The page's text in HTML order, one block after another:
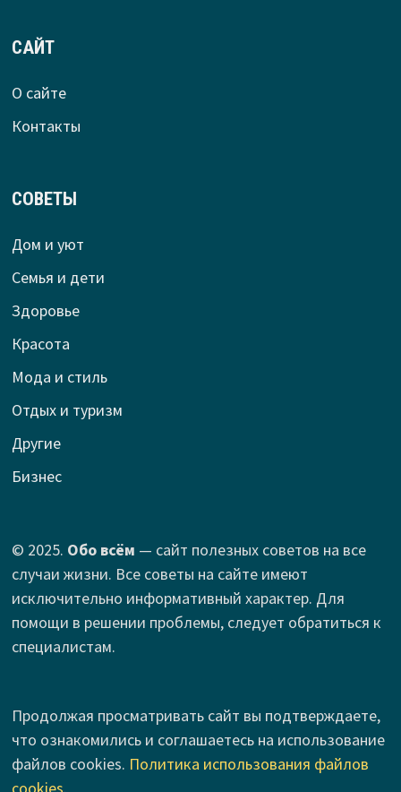
САЙТ
О сайте
Контакты
СОВЕТЫ
Дом и уют
Семья и дети
Здоровье
Красота
Мода и стиль
Отдых и туризм
Другие
Бизнес
© 2025. Обо всём — сайт полезных советов на все
случаи жизни. Все советы на сайте имеют
исключительно информативный характер. Для
помощи в решении проблемы, следует обратиться к
специалистам.
Продолжая просматривать сайт вы подтверждаете,
что ознакомились и соглашаетесь на использование
файлов cookies. Политика использования файлов
cookies